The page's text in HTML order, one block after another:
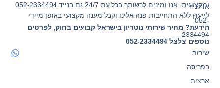
ומקצועית. אנו זמינים לרשותך בכל עת 24/7 גם בנייד 052-2334494
לייעוץ ללא התחייבות פנה אלינו וקבל מענה מקצועי באופן מיידי
הידעת? מחיר שירותי נוטריון בישראל קבועים בחוק, לפרטים
נוספים צלצל 052-2334494
או לנייד
052-
2334494
שירות
בפריסה
ארצית